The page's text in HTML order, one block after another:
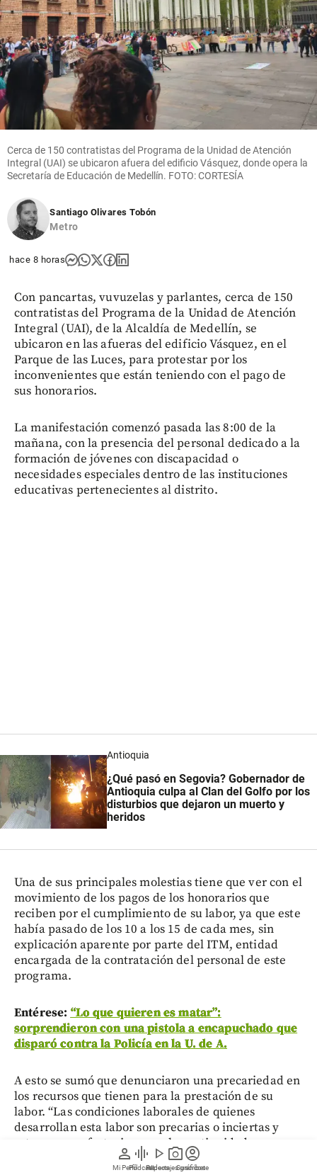
person
Mi Perfil
graphic_eq
Pódcast
play_arrow
Videos
photo_camera
Reportajes gráficos
account_circle
Suscríbete
Cerca de 150 contratistas del Programa de la Unidad de Atención
Integral (UAI) se ubicaron afuera del edificio Vásquez, donde opera la
Secretaría de Educación de Medellín. FOTO: CORTESÍA
Santiago Olivares Tobón
Metro
hace 8 horas
Con pancartas, vuvuzelas y parlantes, cerca de 150
contratistas del Programa de la Unidad de Atención
Integral (UAI), de la Alcaldía de Medellín, se
ubicaron en las afueras del edificio Vásquez, en el
Parque de las Luces, para protestar por los
inconvenientes que están teniendo con el pago de
sus honorarios.
La manifestación comenzó pasada las 8:00 de la
mañana, con la presencia del personal dedicado a la
formación de jóvenes con discapacidad o
necesidades especiales dentro de las instituciones
educativas pertenecientes al distrito.
Antioquia
¿Qué pasó en Segovia? Gobernador de
Antioquia culpa al Clan del Golfo por los
disturbios que dejaron un muerto y
heridos
Una de sus principales molestias tiene que ver con el
movimiento de los pagos de los honorarios que
reciben por el cumplimiento de su labor, ya que este
había pasado de los 10 a los 15 de cada mes, sin
explicación aparente por parte del ITM, entidad
encargada de la contratación del personal de este
programa.
Entérese:“Lo que quieren es matar”:
sorprendieron con una pistola a encapuchado que
disparó contra la Policía en la U. de A.
A esto se sumó que denunciaron una precariedad en
los recursos que tienen para la prestación de su
labor. “Las condiciones laborales de quienes
desarrollan esta labor son precarias o inciertas y
esto genera afectaciones en la continuidad,
oportunidad y calidad de los procesos de